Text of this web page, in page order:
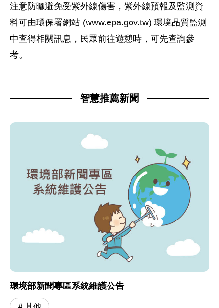
注意防曬避免受紫外線傷害，紫外線預報及監測資
料可由環保署網站 (www.epa.gov.tw) 環境品質監測
中查得相關訊息，民眾前往遊憩時，可先查詢參
考。
智慧推薦新聞
環境部新聞專區系統維護公告
其他